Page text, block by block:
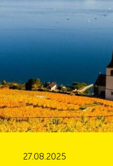
27.08.2025